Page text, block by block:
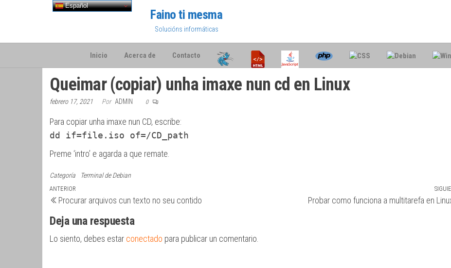
Faino ti mesma
Solucións informáticas
Inicio Acerca de Contacto
Queimar (copiar) unha imaxe nun cd en Linux
febrero 17, 2021 Por ADMIN 0
Para copiar unha imaxe nun CD, escribe:
dd if=file.iso of=/CD_path
Preme ‘intro’ e agarda a que remate.
Categoría Terminal de Debian
Navegación
de
entradas
Entrada
anterior
ANTERIOR
Procurar arquivos cun texto no seu contido Probar como funciona a multitarefa en
Deja una respuesta
Lo siento, debes estar conectado para publicar un comentario.
Español